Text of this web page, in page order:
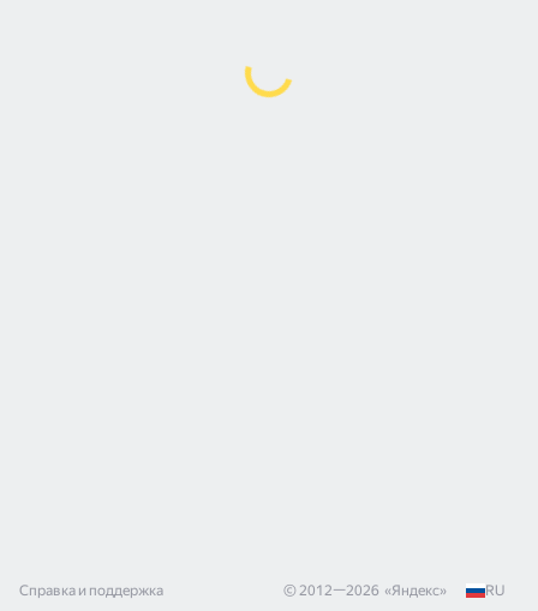
Справка и поддержка © 2012—2026 «Яндекс» RU